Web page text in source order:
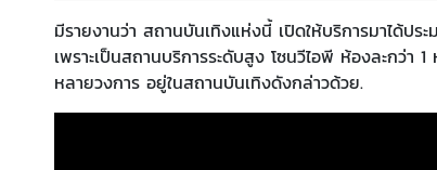
มีรายงานว่า สถานบันเทิงแห่งนี้ เปิดให้บริการมาได้ป
เพราะเป็นสถานบริการระดับสูง โซนวีไอพี ห้องละกว่
หลายวงการ อยู่ในสถานบันเทิงดังกล่าวด้วย.